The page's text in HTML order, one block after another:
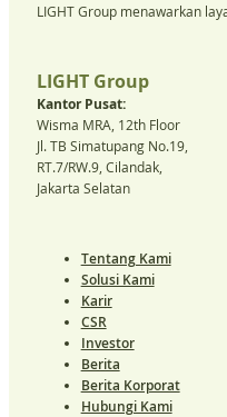
LIGHT Group menawarkan
LIGHT Group
Kantor Pusat:
Wisma MRA, 12th Floor
Jl. TB Simatupang No.19,
RT.7/RW.9, Cilandak,
Jakarta Selatan
Tentang Kami
Solusi Kami
Karir
CSR
Investor
Berita
Berita Korporat
Hubungi Kami